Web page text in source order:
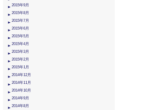
2015年9月
2015年8月
2015年7月
2015年6月
2015年5月
2015年4月
2015年3月
2015年2月
2015年1月
2014年12月
2014年11月
2014年10月
2014年9月
2014年8月